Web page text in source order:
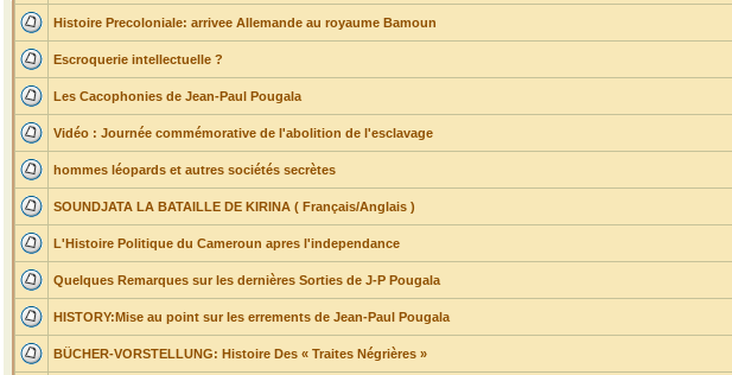
Histoire Precoloniale: arrivee Allemande au royaume Bamoun
Escroquerie intellectuelle ?
Les Cacophonies de Jean-Paul Pougala
Vidéo : Journée commémorative de l'abolition de l'esclavage
hommes léopards et autres sociétés secrètes
SOUNDJATA LA BATAILLE DE KIRINA ( Français/Anglais )
L'Histoire Politique du Cameroun apres l'independance
Quelques Remarques sur les dernières Sorties de J-P Pougala
HISTORY:Mise au point sur les errements de Jean-Paul Pougala
BÜCHER-VORSTELLUNG: Histoire Des « Traites Négrières »